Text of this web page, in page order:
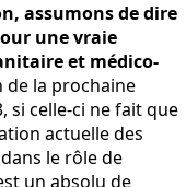
assumons de dire
une vraie
et médico-
de la prochaine
si celle-ci ne fait que
actuelle des
le rôle de
un absolu de